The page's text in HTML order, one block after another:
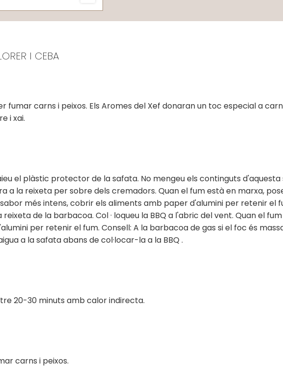
I CEBA
carns i peixos. Els Aromes del Xef donaran un toc especial a
i xai.
el plàstic protector de la safata. No mengeu els continguts
a la reixeta per sobre dels cremadors. Quan el fum està en marxa,
més intens, cobrir els aliments amb paper d'alumini per retenir el
de la barbacoa. Col · loqueu la BBQ a l'abric del vent. Quan el
per retenir el fum. Consell: A la barbacoa de gas si el foc és
a la safata abans de col·locar-la a la BBQ .
20-30 minuts amb calor indirecta.
carns i peixos.